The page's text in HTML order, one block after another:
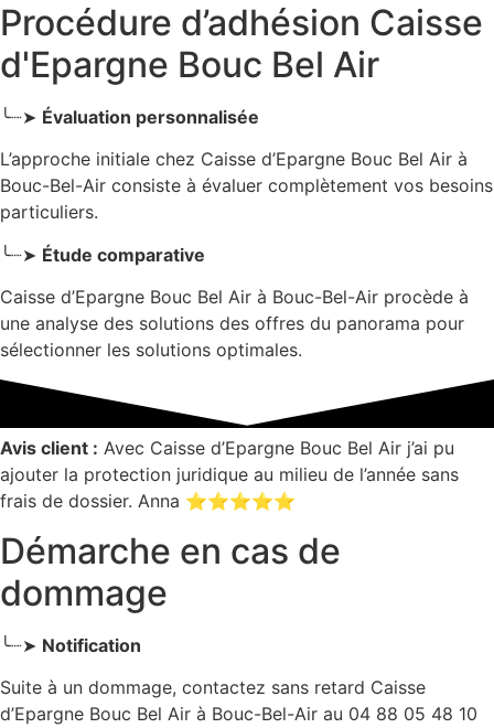
Procédure d’adhésion Caisse
d'Epargne Bouc Bel Air
╰┈➤ Évaluation personnalisée
L’approche initiale chez Caisse d’Epargne Bouc Bel Air à
Bouc-Bel-Air consiste à évaluer complètement vos besoins
particuliers.
╰┈➤ Étude comparative
Caisse d’Epargne Bouc Bel Air à Bouc-Bel-Air procède à
une analyse des solutions des offres du panorama pour
sélectionner les solutions optimales.
Avis client : Avec Caisse d’Epargne Bouc Bel Air j’ai pu
ajouter la protection juridique au milieu de l’année sans
frais de dossier. Anna ⭐⭐⭐⭐⭐
Démarche en cas de
dommage
╰┈➤ Notification
Suite à un dommage, contactez sans retard Caisse
d’Epargne Bouc Bel Air à Bouc-Bel-Air au 04 88 05 48 10